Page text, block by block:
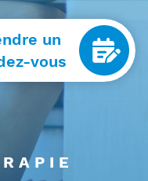
un
vous